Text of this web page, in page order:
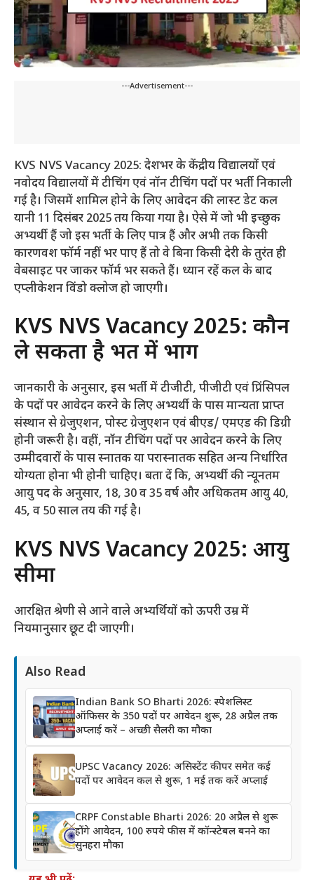
---Advertisement---
KVS NVS Vacancy 2025: देशभर के केंद्रीय विद्यालयों एवं
नवोदय विद्यालयों में टीचिंग एवं नॉन टीचिंग पदों पर भर्ती निकाली
गई है। जिसमें शामिल होने के लिए आवेदन की लास्ट डेट कल
यानी 11 दिसंबर 2025 तय किया गया है। ऐसे में जो भी इच्छुक
अभ्यर्थी हैं जो इस भर्ती के लिए पात्र हैं और अभी तक किसी
कारणवश फॉर्म नहीं भर पाए हैं तो वे बिना किसी देरी के तुरंत ही
वेबसाइट पर जाकर फॉर्म भर सकते हैं। ध्यान रहें कल के बाद
एप्लीकेशन विंडो क्लोज हो जाएगी।
KVS NVS Vacancy 2025: कौन
ले सकता है भर्ती में भाग
जानकारी के अनुसार, इस भर्ती में टीजीटी, पीजीटी एवं प्रिंसिपल
के पदों पर आवेदन करने के लिए अभ्यर्थी के पास मान्यता प्राप्त
संस्थान से ग्रेजुएशन, पोस्ट ग्रेजुएशन एवं बीएड/ एमएड की डिग्री
होनी जरूरी है। वहीं, नॉन टीचिंग पदों पर आवेदन करने के लिए
उम्मीदवारों के पास स्नातक या परास्नातक सहित अन्य निर्धारित
योग्यता होना भी होनी चाहिए। बता दें कि, अभ्यर्थी की न्यूनतम
आयु पद के अनुसार, 18, 30 व 35 वर्ष और अधिकतम आयु 40,
45, व 50 साल तय की गई है।
KVS NVS Vacancy 2025: आयु
सीमा
आरक्षित श्रेणी से आने वाले अभ्यर्थियों को ऊपरी उम्र में
नियमानुसार छूट दी जाएगी।
Also Read
Indian Bank SO Bharti 2026: स्पेशलिस्ट
ऑफिसर के 350 पदों पर आवेदन शुरू, 28 अप्रैल तक
अप्लाई करें – अच्छी सैलरी का मौका
UPSC Vacancy 2026: असिस्टेंट कीपर समेत कई
पदों पर आवेदन कल से शुरू, 1 मई तक करें अप्लाई
CRPF Constable Bharti 2026: 20 अप्रैल से शुरू
होंगे आवेदन, 100 रुपये फीस में कॉन्स्टेबल बनने का
सुनहरा मौका